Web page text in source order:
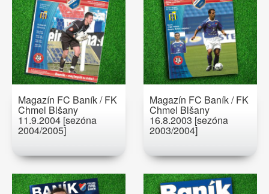
Magazín FC Baník / FK
Chmel Blšany
11.9.2004 [sezóna
2004/2005]
Magazín FC Baník / FK
Chmel Blšany
16.8.2003 [sezóna
2003/2004]